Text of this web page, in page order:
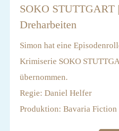
SOKO STUTTGART |
Dreharbeiten
Simon hat eine
Krimiserie SOKO
übernommen.
Regie: Daniel Helfer
Produktion: Bavaria Fiction